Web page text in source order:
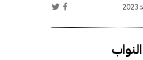
2023